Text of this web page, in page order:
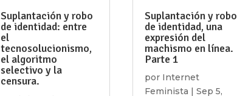
Suplantación y robo
de identidad: entre
el
tecnosolucionismo,
el algoritmo
selectivo y la
censura.
Suplantación y robo
de identidad, una
expresión del
machismo en línea.
Parte 1
por Internet
Feminista | Sep 5,